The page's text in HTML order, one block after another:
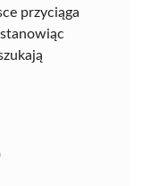
przyciąga